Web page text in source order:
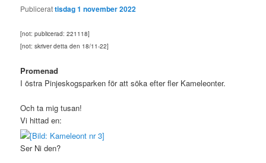
Publicerattisdag 1 november 2022
[not: publicerad: 221118]
[not: skriver detta den 18/11-22]
Promenad
I östra Pinjeskogsparken för att söka efter fler Kameleonter.
Och ta mig tusan!
Vi hittad en:
Ser Ni den?